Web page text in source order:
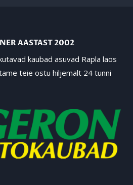
AASTAST 2002
kaubad asuvad Rapla laos
teie ostu hiljemalt 24 tunni